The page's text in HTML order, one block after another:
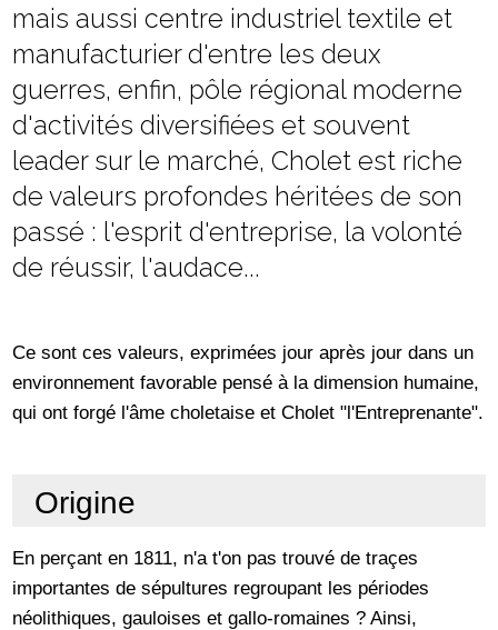
mais aussi centre industriel textile et
manufacturier d'entre les deux
guerres, enfin, pôle régional moderne
d'activités diversifiées et souvent
leader sur le marché, Cholet est riche
de valeurs profondes héritées de son
passé : l'esprit d'entreprise, la volonté
de réussir, l'audace...
Ce sont ces valeurs, exprimées jour après jour dans un
environnement favorable pensé à la dimension humaine,
qui ont forgé l'âme choletaise et Cholet "l'Entreprenante".
Origine
En perçant en 1811, n'a t'on pas trouvé de traçes
importantes de sépultures regroupant les périodes
néolithiques, gauloises et gallo-romaines ? Ainsi,